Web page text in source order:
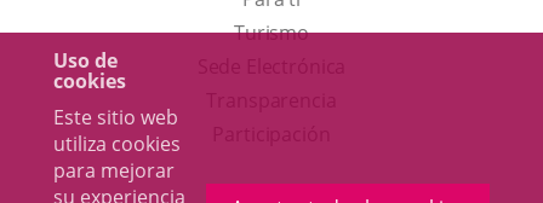
Uso de
cookies
Este sitio web
utiliza cookies
para mejorar
su experiencia
TurismoEste